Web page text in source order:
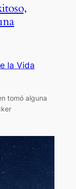
la Vida
tomó alguna